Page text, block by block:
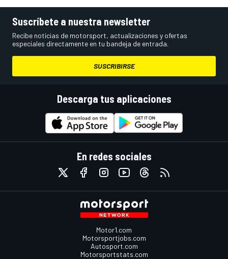
Suscríbete a nuestra newsletter
Recibe noticias de motorsport, actualizaciones y ofertas
especiales directamente en tu bandeja de entrada.
SUSCRIBIRSE
Descarga tus aplicaciones
En redes sociales
Motor1.com
Motorsportjobs.com
Autosport.com
Motorsportstats.com